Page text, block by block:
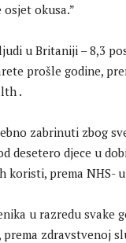
okusa.”
u Britaniji – 8,3
prošle godine,
.
zabrinuti zbog
desetero djece u
koristi, prema NHS- u
u razredu svake
zdravstvenoj